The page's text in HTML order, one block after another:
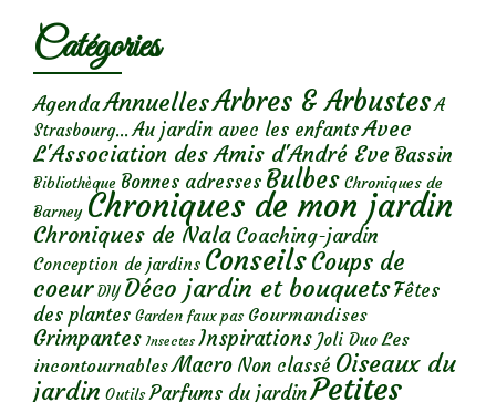
Catégories
AgendaAnnuellesArbres & Arbustes A
Strasbourg... Au jardin avec les enfantsAvec
L'Association des Amis d'André Eve Bassin
Bibliothèque Bonnes adresses Bulbes Chroniques de
Barney Chroniques de mon jardin
Chroniques de Nala Coaching-jardin
Conception de jardins ConseilsCoups de
coeur DIY Déco jardin et bouquetsFêtes
des plantes Garden faux pas Gourmandises
Grimpantes Insectes Inspirations Joli Duo Les
incontournables Macro Non classé Oiseaux du
jardin Outils Parfums du jardinPetites